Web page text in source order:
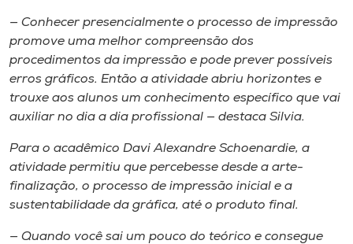
— Conhecer presencialmente o processo de impressão
promove uma melhor compreensão dos
procedimentos da impressão e pode prever possíveis
erros gráficos. Então a atividade abriu horizontes e
trouxe aos alunos um conhecimento específico que vai
auxiliar no dia a dia profissional — destaca Silvia.
Para o acadêmico Davi Alexandre Schoenardie, a
atividade permitiu que percebesse desde a arte-
finalização, o processo de impressão inicial e a
sustentabilidade da gráfica, até o produto final.
— Quando você sai um pouco do teórico e consegue